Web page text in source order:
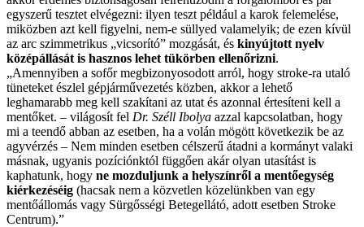
egyszerű tesztet elvégezni: ilyen teszt például a karok felemelése,
miközben azt kell figyelni, nem-e süllyed valamelyik; de ezen kívül
az arc szimmetrikus „vicsorító” mozgását, és kinyújtott nyelv
középállását is hasznos lehet tükörben ellenőrizni.
„Amennyiben a sofőr megbizonyosodott arról, hogy stroke-ra utaló
tüneteket észlel gépjárművezetés közben, akkor a lehető
leghamarabb meg kell szakítani az utat és azonnal értesíteni kell a
mentőket. – világosít fel Dr. Széll Ibolya azzal kapcsolatban, hogy
mi a teendő abban az esetben, ha a volán mögött következik be az
agyvérzés – Nem minden esetben célszerű átadni a kormányt valaki
másnak, ugyanis pozíciónktól függően akár olyan utasítást is
kaphatunk, hogy ne mozduljunk a helyszínről a mentőegység
kiérkezéséig (hacsak nem a közvetlen közelünkben van egy
mentőállomás vagy Sürgősségi Betegellátó, adott esetben Stroke
Centrum).”